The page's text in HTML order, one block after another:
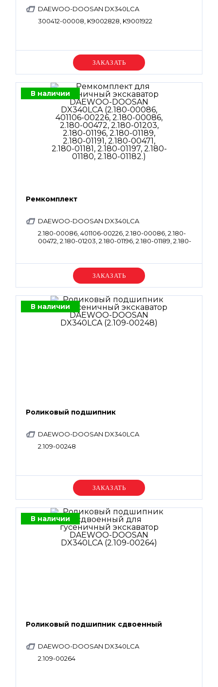
DAEWOO-DOOSAN DX340LCA
300412-00008, K9002828, K9001922
Уточняйте цену
В наличии
Ремкомплект
DAEWOO-DOOSAN DX340LCA
2.180-00086, 401106-00226, 2.180-00086, 2.180-
00472, 2.180-01203, 2.180-01196, 2.180-01189, 2.180-
Уточняйте цену
В наличии
Роликовый подшипник
DAEWOO-DOOSAN DX340LCA
2.109-00248
Уточняйте цену
В наличии
Роликовый подшипник сдвоенный
DAEWOO-DOOSAN DX340LCA
2.109-00264